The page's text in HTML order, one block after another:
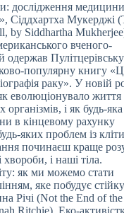
дослідження
Сіддхартха Мукерджі
by Siddhartha
вченого-
одержав Пулітцерівську
популярну книгу
раку». У новій
еволюціонувало життя
і як будь-яка
в кінцевому рахунку
яких проблем із
починаєш краще
і наші тіла.
як ми можемо стати
яке побудує стійку
Річі (Not the End of the